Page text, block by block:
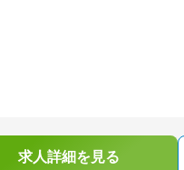
求人詳細を見る